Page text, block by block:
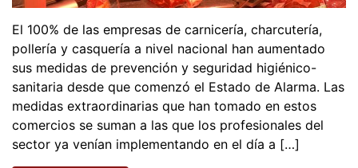
El 100% de las empresas de carnicería, charcutería,
pollería y casquería a nivel nacional han aumentado
sus medidas de prevención y seguridad higiénico-
sanitaria desde que comenzó el Estado de Alarma. Las
medidas extraordinarias que han tomado en estos
comercios se suman a las que los profesionales del
sector ya venían implementando en el día a […]